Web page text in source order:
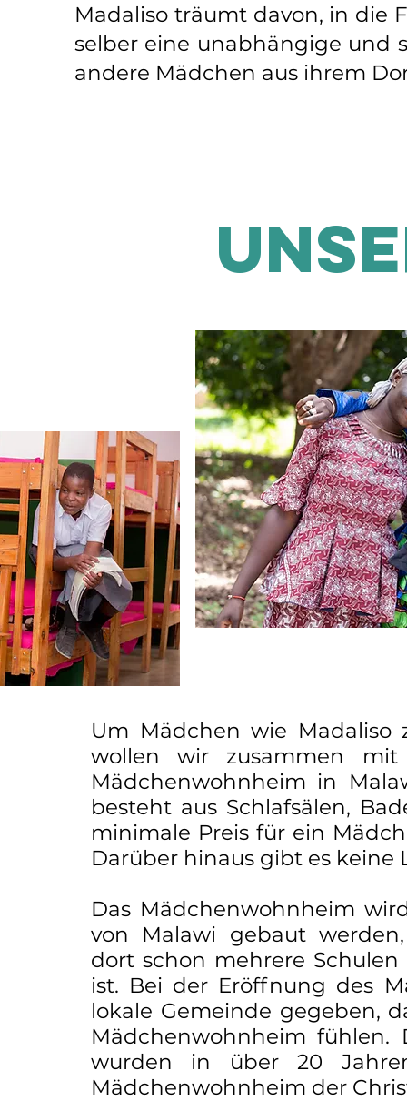
Madaliso träumt davon, in die
selber eine unabhängige und
andere Mädchen aus ihrem
Um Mädchen wie
wollen wir zusammen mit
Mädchenwohnheim in
besteht aus Schlafsälen,
minimale Preis für ein
Darüber hinaus gibt es keine
Das Mädchenwohnheim
von Malawi gebaut
dort schon mehrere
ist. Bei der Eröffnung des
lokale Gemeinde gegeben,
Mädchenwohnheim fühlen.
wurden in über 20
Mädchenwohnheim der